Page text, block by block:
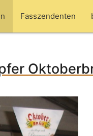
Fasszendenten